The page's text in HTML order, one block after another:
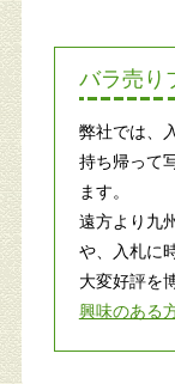
バラ売り
弊社では、
持ち帰って
ます。
遠方より九
や、入札に
大変好評を
興味のある